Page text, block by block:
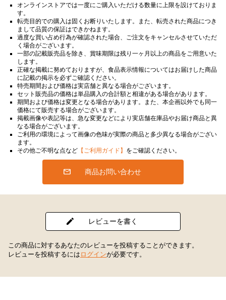
オンラインストアでは一度にご購入いただける数量に上限を設けておりま
す。
転売目的での購入は固くお断りいたします。また、転売された商品につき
まして品質の保証はできかねます。
過度な買い占め行為が確認された場合、ご注文をキャンセルさせていただ
く場合がございます。
一部の記載販売品を除き、賞味期限は残り一ヶ月以上の商品をご用意いた
します。
正確な掲載に努めておりますが、食品表示情報についてはお届けした商品
に記載の掲示を必ずご確認ください。
特売期間および価格は実店舗と異なる場合がございます。
セット販売品の価格は単品購入の合計額と相違がある場合があります。
期間および価格は変更となる場合があります。また、本企画以外でも同一
価格にて販売する場合がございます。
掲載画像や表記等は、急な変更などにより実店舗在庫品やお届け商品と異
なる場合がございます。
ご利用の環境によって画像の色味が実際の商品と多少異なる場合がござい
ます。
その他ご不明な点など 【ご利用ガイド】 をご確認ください。
商品お問い合わせ
レビューを書く
この商品に対するあなたのレビューを投稿することができます。
レビューを投稿するには ログインが必要です。